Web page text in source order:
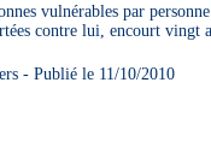
vulnérables par
contre lui, encourt vingt
- Publié le 11/10/2010